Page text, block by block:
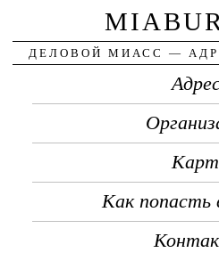
ДЕЛОВОЙ МИАСС —
Как попасть